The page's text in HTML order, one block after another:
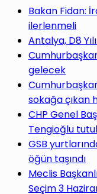
yap
...
Bakan Fidan:
ilerlenmeli
Antalya, D8
gelecek
sokağa çıkan
CHP Genel
Tengioğlu
GSB
öğün taşındı
Meclis
Seçim 3